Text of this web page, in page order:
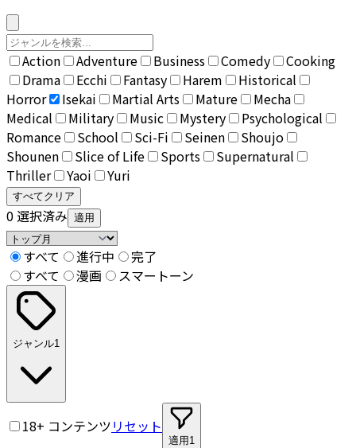
Action Adventure Business Comedy
Cooking
Drama
Ecchi Fantasy Harem
Historical
Horror
Isekai Martial Arts Mature
Mecha
Medical
Military Music Mystery
Psychological
Romance
School Sci-Fi Seinen
Shoujo
Shounen
Slice of Life Sports
Supernatural
Thriller
Yaoi Yuri
すべてクリア
0 選択済み 適用
すべて 進行中
完了
すべて
漫画 スマートーン
ジャンル1
18+ コンテンツリセット
適用 1